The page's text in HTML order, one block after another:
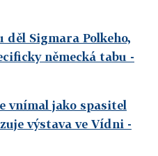
Sigmara Polkeho,
německá tabu -
vnímal jako spasitel
výstava ve Vídni -